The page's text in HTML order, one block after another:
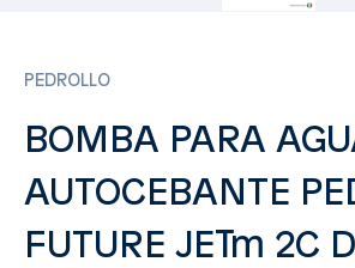
PEDROLLO
BOMBA PARA
AUTOCEBANTE
FUTURE JETm 2C